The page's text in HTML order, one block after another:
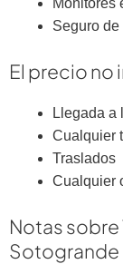
Monitores
Seguro
El precio no
Llegada a
Cualquier
Traslados
Cualquier
Notas sobre
Sotogrande